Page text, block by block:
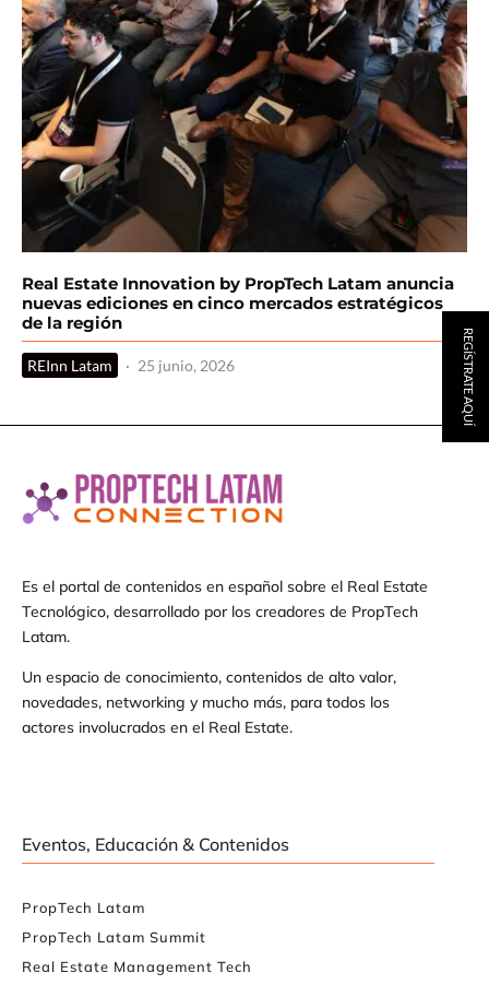
Real Estate Innovation by PropTech Latam anuncia
nuevas ediciones en cinco mercados estratégicos
de la región
REInn Latam · 25 junio, 2026
Es el portal de contenidos en español sobre el Real Estate
Tecnológico, desarrollado por los creadores de PropTech
Latam.
Un espacio de conocimiento, contenidos de alto valor,
novedades, networking y mucho más, para todos los
actores involucrados en el Real Estate.
Eventos, Educación & Contenidos
PropTech Latam
PropTech Latam Summit
Real Estate Management Tech
REGÍSTRATE AQUÍ